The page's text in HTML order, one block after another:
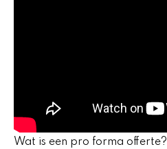
Wat is een pro forma offerte?